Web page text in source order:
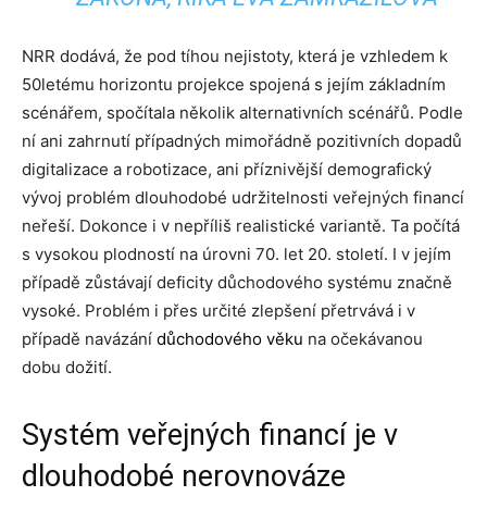
NRR dodává, že pod tíhou nejistoty, která je vzhledem k
50letému horizontu projekce spojená s jejím základním
scénářem, spočítala několik alternativních scénářů. Podle
ní ani zahrnutí případných mimořádně pozitivních dopadů
digitalizace a robotizace, ani příznivější demografický
vývoj problém dlouhodobé udržitelnosti veřejných financí
neřeší. Dokonce i v nepříliš realistické variantě. Ta počítá
s vysokou plodností na úrovni 70. let 20. století. I v jejím
případě zůstávají deficity důchodového systému značně
vysoké. Problém i přes určité zlepšení přetrvává i v
případě navázání důchodového věku na očekávanou
dobu dožití.
Systém veřejných financí je v
dlouhodobé nerovnováze